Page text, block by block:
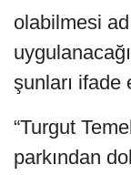
olabilmesi
şunları ifade
“Turgut
parkından